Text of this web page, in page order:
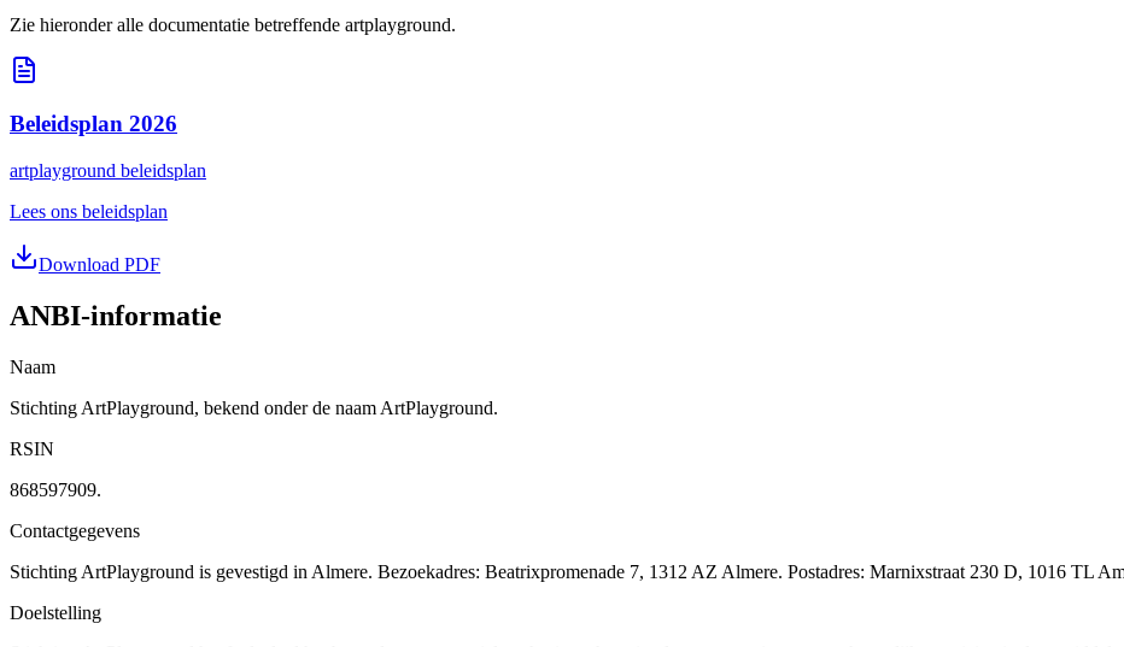
Zie hieronder alle documentatie betreffende artplayground.
Beleidsplan 2026
artplayground beleidsplan
Lees ons beleidsplan
Download PDF
ANBI-informatie
Naam
Stichting ArtPlayground, bekend onder de naam ArtPlayground.
RSIN
868597909.
Contactgegevens
Stichting ArtPlayground is gevestigd in Almere. Bezoekadres: Beatrixpromenade 7, 1312 AZ Almere. Postadres: Marnixstraat 230 D, 1016 TL
Doelstelling